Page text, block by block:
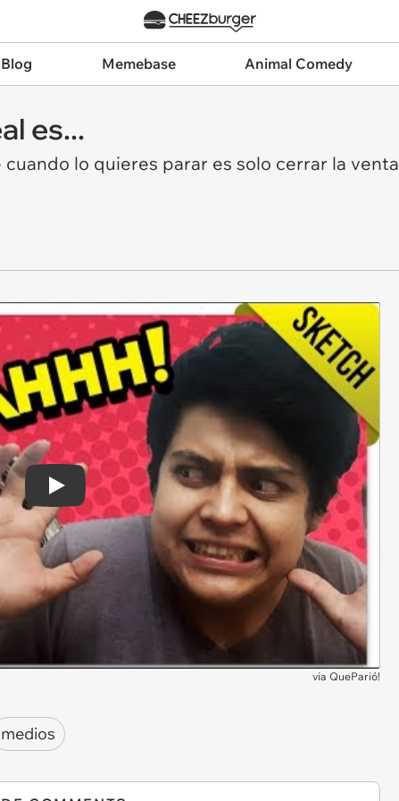
Memebase Animal Comedy
es...
lo quieres parar es solo cerrar la
Play
via QueParió!
medios